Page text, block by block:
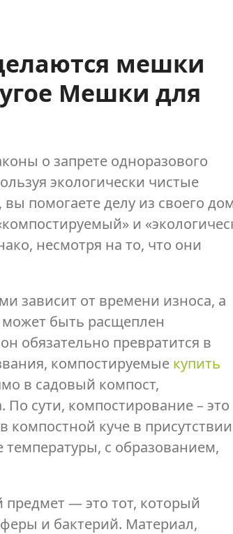
мешки
Мешки для
о запрете одноразового
экологически чистые
вы помогаете делу из своего
и
несмотря на то, что они
зависит от времени износа, а
быть расщеплен
обязательно превратится в
компостируемые купить
в садовый компост,
По сути, компостирование – это
компостной куче в присутствии
с образованием,
предмет — это тот, который
и бактерий. Материал,